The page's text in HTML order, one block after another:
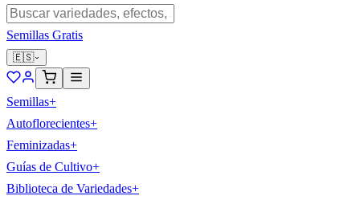
Semillas Gratis
🇪🇸
Semillas+
Autoflorecientes+
Feminizadas+
Guías de Cultivo+
Biblioteca de Variedades+